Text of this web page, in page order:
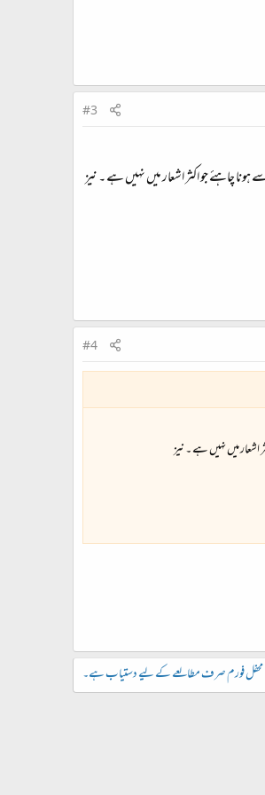
#3
چاہئے جو اکثر اشعار میں نہیں ہے ۔ نیز
#4
اشعار میں نہیں ہے ۔ نیز
محفل فورم صرف مطالعے کے لیے دستیاب ہے۔